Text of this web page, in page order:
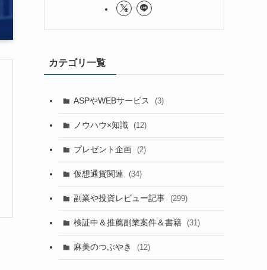
カテゴリ一覧
ASPやWEBサービス (3)
ノウハウ×知識 (12)
プレゼント企画 (2)
仮想通貨関連 (34)
副業や投資レビュー記事 (299)
検証中＆推薦副業案件＆書籍 (31)
麻美のつぶやき (12)